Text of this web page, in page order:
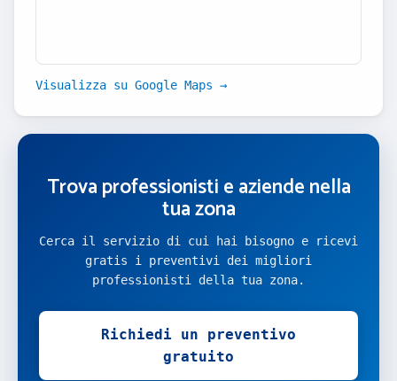
Visualizza su Google Maps →
Trova professionisti e aziende nella
tua zona
Cerca il servizio di cui hai bisogno e ricevi
gratis i preventivi dei migliori
professionisti della tua zona.
Richiedi un preventivo
gratuito